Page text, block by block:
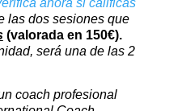
ahora si calificas
dos sesiones que
(valorada en 150€).
será una de las 2
coach profesional